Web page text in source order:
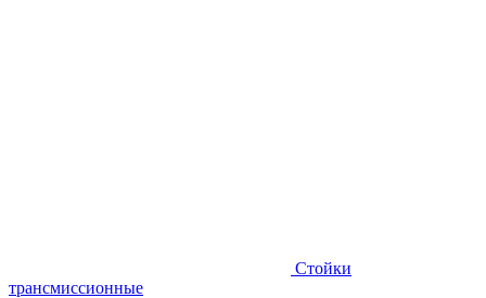
Стойки
трансмиссионные